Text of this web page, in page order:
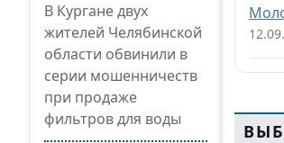
В Кургане двух
жителей Челябинской
области обвинили в
серии мошенничеств
при продаже
фильтров для воды